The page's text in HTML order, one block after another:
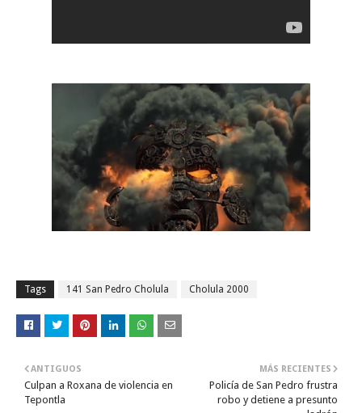
Tags 141 San Pedro Cholula Cholula 2000
MÁS RECIENTES
Policía de San Pedro frustra
robo y detiene a presunto
ANTIGUOS
Culpan a Roxana de violencia en
Tepontla